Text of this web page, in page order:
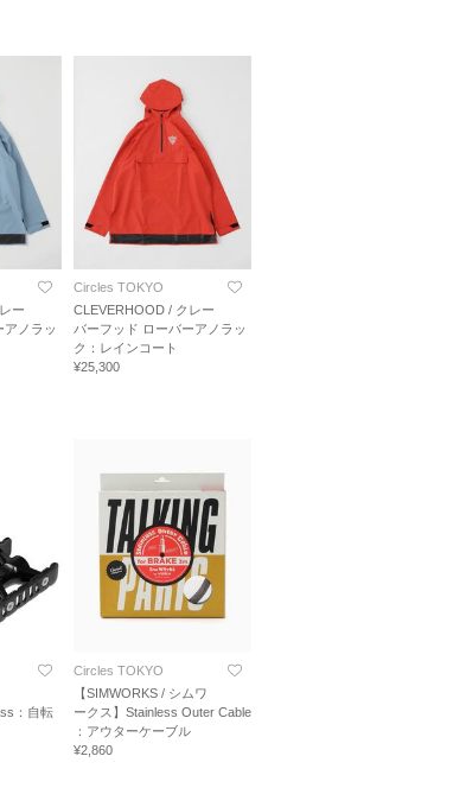
ー
アノラッ
Circles TOKYO
CLEVERHOOD / クレー
バーフッド ローバーアノラッ
ク：レインコート
¥25,300
：自転
Circles TOKYO
【SIMWORKS / シムワ
ークス】Stainless Outer Cable
：アウターケーブル
¥2,860